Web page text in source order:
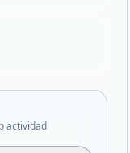
actividad